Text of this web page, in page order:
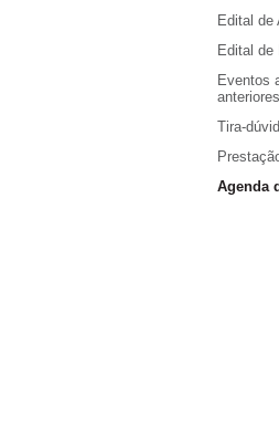
Edital de
Edital de
Eventos
Tira-
Agenda